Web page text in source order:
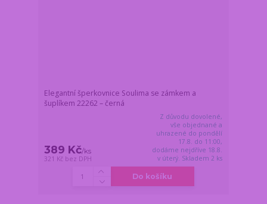
Elegantní šperkovnice Soulima se zámkem a
šuplíkem 22262 – černá
389 Kč/ks
321 Kč bez DPH
Z důvodu dovolené,
vše objednané a
uhrazené do pondělí
17.8. do 11:00,
dodáme nejdříve 18.8.
v úterý. Skladem 2 ks
Do košíku